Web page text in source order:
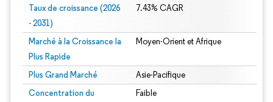
Taux de croissance (2026
- 2031)
7.43% CAGR
Marché à la Croissance la
Plus Rapide
Moyen-Orient et Afrique
Plus Grand Marché Asie-Pacifique
Concentration du
Faible